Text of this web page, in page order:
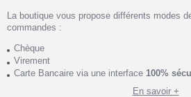
La boutique vous propose différents modes
commandes :
Chèque
Virement
Carte Bancaire via une interface 100%
En savoir +